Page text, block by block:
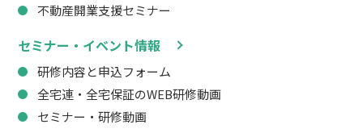
不動産開業支援セミナー
セミナー・イベント情報
研修内容と申込フォーム
全宅連・全宅保証のWEB研修動画
セミナー・研修動画